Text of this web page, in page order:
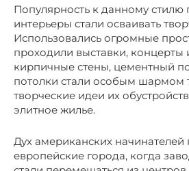
Популярность к данному стилю
интерьеры стали осваивать
Использовались огромные
проходили выставки, концерты
кирпичные стены, цементный
потолки стали особым шармом
творческие идеи их
элитное жилье.
Дух американских начинателей
европейские города, когда